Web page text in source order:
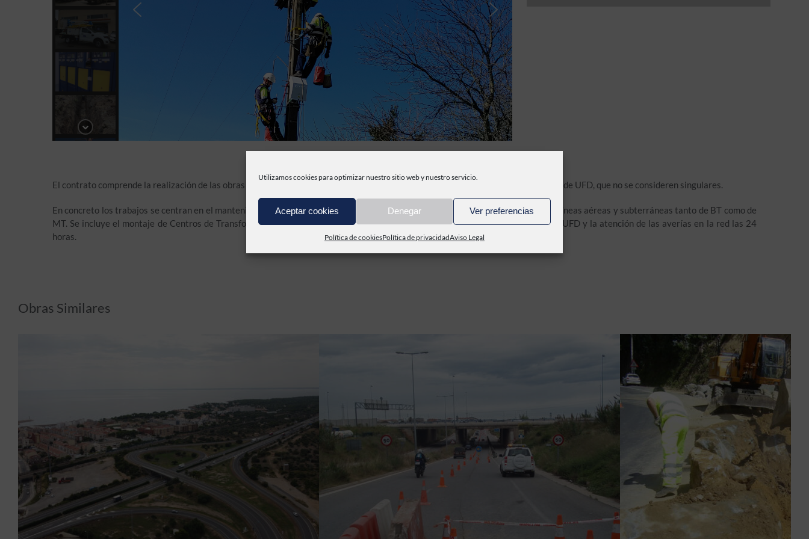
Utilizamos cookies para optimizar nuestro sitio web y nuestro servicio.
Aceptar cookies Denegar Ver preferencias
Política de cookiesPolítica de privacidadAviso Legal
El contrato comprende la realización de las obras y servicios necesarios para la construcción, mantenimiento y operación de la red de UFD, que no se consideren singulares.
En concreto los trabajos se centran en el mantenimiento de la red de Baja y Media Tensión, mediante operaciones de tendido de líneas aéreas y subterráneas tanto de BT como de
MT. Se incluye el montaje de Centros de Transformación MT/BT, las instalaciones del enlace BT según normativa específica de UFD y la atención de las averías en la red las 24
horas.
Obras Similares